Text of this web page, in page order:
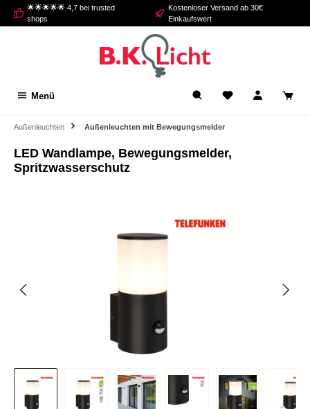
springen
🌟🌟🌟🌟🌟 4,7 bei trusted
shops
Kostenloser Versand ab 30€
Einkaufswert
Menü
Außenleuchten Außenleuchten mit Bewegungsmelder
LED Wandlampe, Bewegungsmelder,
Spritzwasserschutz